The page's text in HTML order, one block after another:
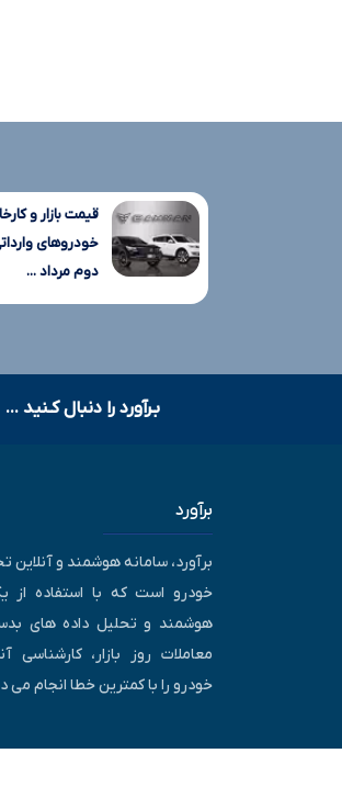
قیمت بازار و
خودروهای
دوم مرداد ...
بـرآورد را دنبال کـنید ...
برآورد
برآورد، سامانه هوشمند و
خودرو است که با استفاده از
هوشمند و تحلیل داده های
معاملات روز بازار، کارشناسی
خودرو را با کمترین خطا انجام می